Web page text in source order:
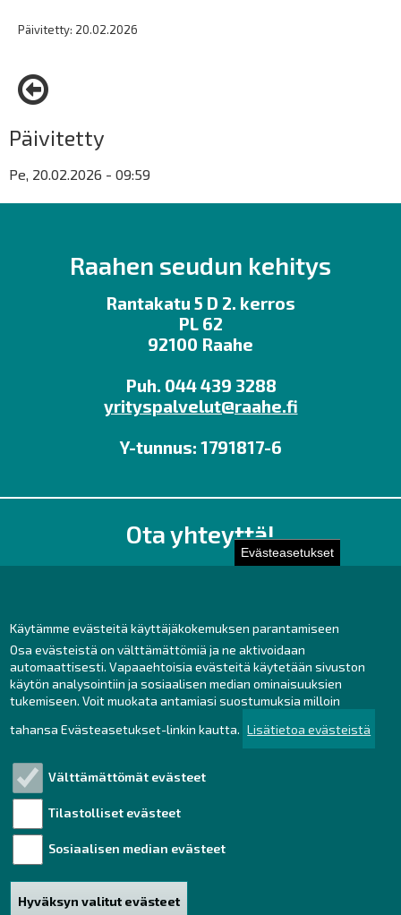
Evästeasetukset
Käytämme evästeitä käyttäjäkokemuksen parantamiseen
Osa evästeistä on välttämättömiä ja ne aktivoidaan
automaattisesti. Vapaaehtoisia evästeitä käytetään sivuston
käytön analysointiin ja sosiaalisen median ominaisuuksien
tukemiseen. Voit muokata antamiasi suostumuksia milloin
tahansa Evästeasetukset-linkin kautta. Lisätietoa evästeistä
Välttämättömät evästeet
Tilastolliset evästeet
Sosiaalisen median evästeet
Hyväksyn valitut evästeet
Päivitetty: 20.02.2026
Päivitetty
Pe, 20.02.2026 - 09:59
Raahen seudun kehitys
Rantakatu 5 D 2. kerros
PL 62
92100 Raahe
Puh. 044 439 3288
yrityspalvelut@raahe.fi
Y-tunnus: 1791817-6
Ota yhteyttä!
Toimisto
Facebook
Instagram
LinkedIn
Tutustu!
Saavutettavuusseloste